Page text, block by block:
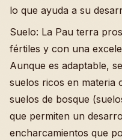
lo que ayuda a su
Suelo: La Pau terra
fértiles y con una
Aunque es adaptable,
suelos ricos en materia
suelos de bosque
que permiten un
encharcamientos que